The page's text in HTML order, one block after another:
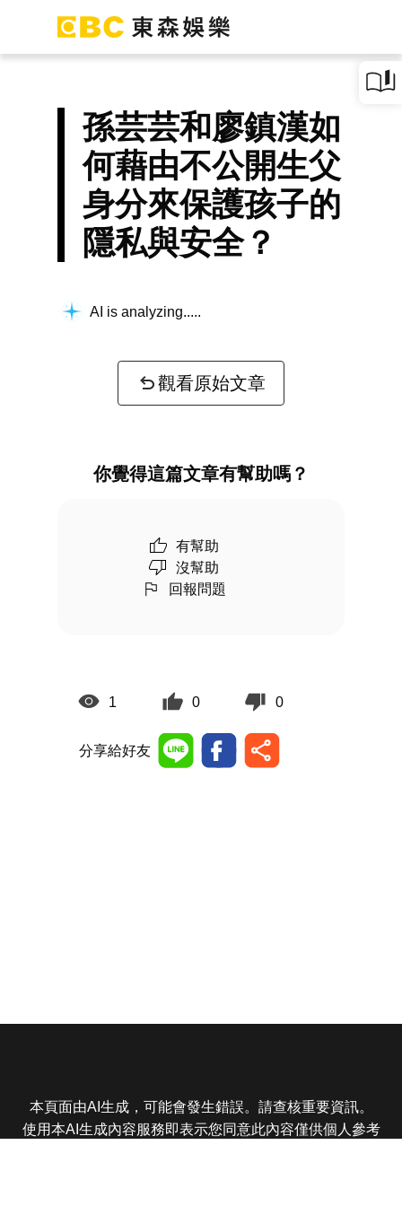
孫芸芸和廖鎮漢如
何藉由不公開生父
身分來保護孩子的
隱私與安全？
AI is analyzing...
觀看原始文章
你覺得這篇文章有幫助嗎？
有幫助
沒幫助
回報問題
1 0 0
分享給好友
本頁面由AI生成，可能會發生錯誤。請查核重要資訊。
使用本AI生成內容服務即表示您同意此內容僅供個人參考